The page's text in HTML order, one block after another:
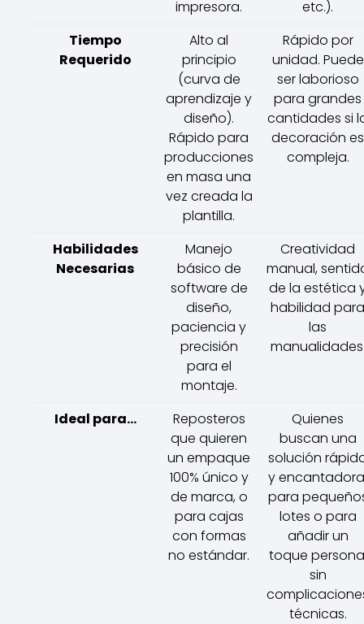
impresora.
etc.).
Tiempo
Requerido
Alto al
principio
(curva de
aprendizaje y
diseño).
Rápido para
producciones
en masa una
vez creada la
plantilla.
Rápido por
unidad. Puede
ser laborioso
para grandes
cantidades si
decoración es
compleja.
Habilidades
Necesarias
Manejo
básico de
software de
diseño,
paciencia y
precisión
para el
montaje.
Creatividad
manual,
de la estética
habilidad para
las
Ideal para...
Reposteros
que quieren
un empaque
100% único y
de marca, o
para cajas
con formas
no estándar.
Quienes
buscan una
solución
y
para
lotes o para
añadir un
toque
sin
técnicas.